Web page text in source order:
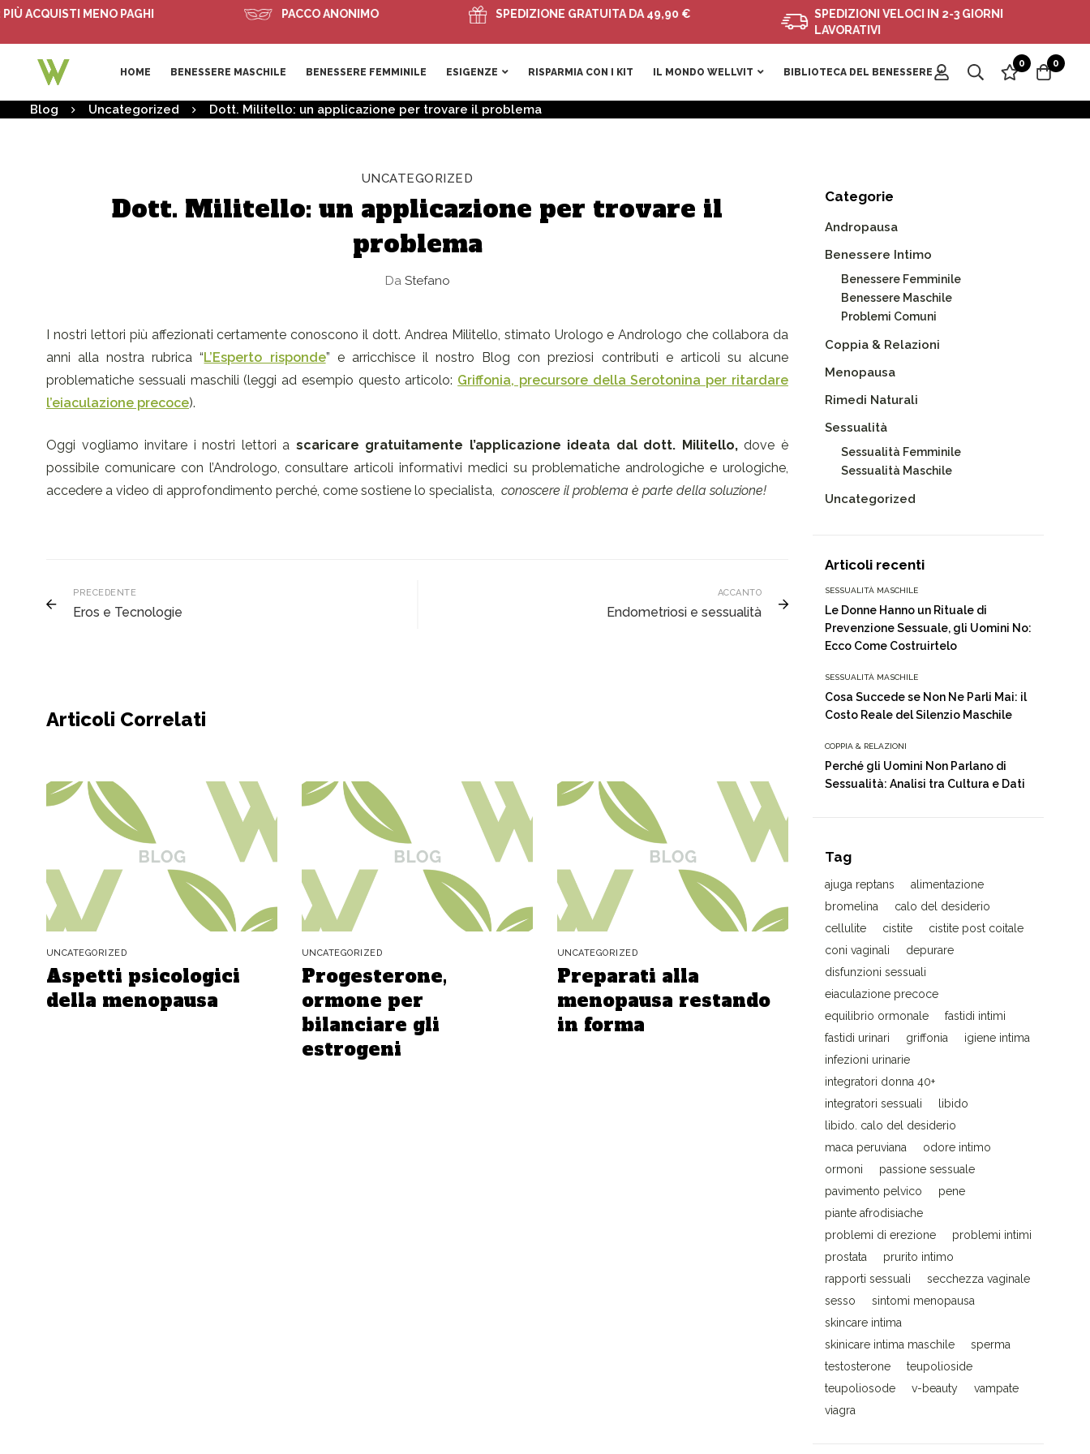
MENO PAGHI PACCO ANONIMO SPEDIZIONE GRATUITA DA 49,90 €
SPEDIZIONI VELOCI IN 2-3 GIORNI
LAVORATIVI
HOME BENESSERE MASCHILE BENESSERE FEMMINILE ESIGENZE RISPARMIA CON I KIT IL MONDO WELLVIT BIBLIOTECA DEL BENESSERE
0 0
Blog Uncategorized Dott. Militello: un applicazione per trovare il problema
UNCATEGORIZED
Dott. Militello: un applicazione per trovare il
problema
DaStefano
I nostri lettori più affezionati certamente conoscono il dott. Andrea Militello, stimato Urologo e Andrologo che collabora da
anni alla nostra rubrica “L’Esperto risponde” e arricchisce il nostro Blog con preziosi contributi e articoli su alcune
problematiche sessuali maschili (leggi ad esempio questo articolo: Griffonia, precursore della Serotonina per ritardare
l’eiaculazione precoce).
Oggi vogliamo invitare i nostri lettori a scaricare gratuitamente l’applicazione ideata dal dott. Militello,dove è
possibile comunicare con l’Andrologo, consultare articoli informativi medici su problematiche andrologiche e urologiche,
accedere a video di approfondimento perché, come sostiene lo specialista, conoscere il problema è parte della soluzione!
PRECEDENTE
Eros e Tecnologie
ACCANTO
Endometriosi e sessualità
Articoli Correlati
UNCATEGORIZED
Aspetti psicologici
della menopausa
UNCATEGORIZED
Progesterone,
ormone per
bilanciare gli
estrogeni
UNCATEGORIZED
Preparati alla
menopausa restando
in forma
Categorie
Andropausa
Benessere Intimo
Benessere Femminile
Benessere Maschile
Problemi Comuni
Coppia & Relazioni
Menopausa
Rimedi Naturali
Sessualità
Sessualità Femminile
Sessualità Maschile
Uncategorized
Articoli recenti
SESSUALITÀ MASCHILE
Le Donne Hanno un Rituale di
Prevenzione Sessuale, gli Uomini No:
Ecco Come Costruirtelo
SESSUALITÀ MASCHILE
Cosa Succede se Non Ne Parli Mai: il
Costo Reale del Silenzio Maschile
COPPIA & RELAZIONI
Perché gli Uomini Non Parlano di
Sessualità: Analisi tra Cultura e Dati
Tag
ajuga reptans
alimentazione
bromelina
calo del desiderio
cellulite
cistite
cistite post coitale
coni vaginali
depurare
disfunzioni sessuali
eiaculazione precoce
equilibrio ormonale
fastidi intimi
fastidi urinari
griffonia
igiene intima
infezioni urinarie
integratori donna 40+
integratori sessuali
libido
libido. calo del desiderio
maca peruviana
odore intimo
ormoni
passione sessuale
pavimento pelvico
pene
piante afrodisiache
problemi di erezione
problemi intimi
prostata
prurito intimo
rapporti sessuali
secchezza vaginale
sesso
sintomi menopausa
skincare intima
skinicare intima maschile
sperma
testosterone
teupolioside
teupoliosode
v-beauty
vampate
viagra